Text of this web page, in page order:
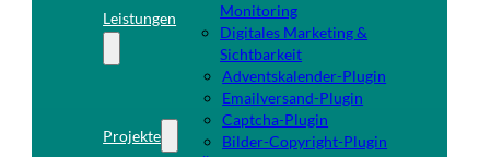
Leistungen
Monitoring
Digitales Marketing &
Sichtbarkeit
Projekte
Adventskalender-Plugin
Emailversand-Plugin
Captcha-Plugin
Bilder-Copyright-Plugin